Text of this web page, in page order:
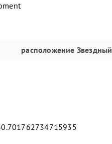
расположение Звездный